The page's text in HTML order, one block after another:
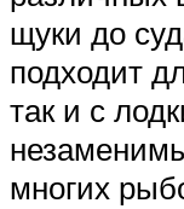
щуки до
подходит
так и с
многих